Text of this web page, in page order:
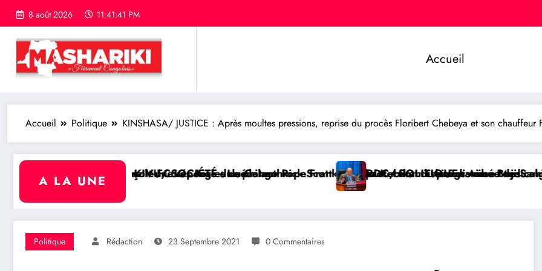
8 août 2026 11:41:42 PM
Accueil
Accueil Politique KINSHASA/ JUSTICE : Après moultes pressions, reprise du procès Floribert Chebeya et son
A LA UNE
Les Aigles du Congo
réponse du sénateur Rick Scott sur la protection du programme Medicaid
SOCIÉTÉ : Le philanthrope Frank Mwaka Kubihamushizi distribue des cahiers aux écoliers de la
RDC/ POLITIQUE : Aimé Boji Sangara plaide pour un tribunal
RDC/
Politique Rédaction 23 Septembre 2021 0 Commentaires